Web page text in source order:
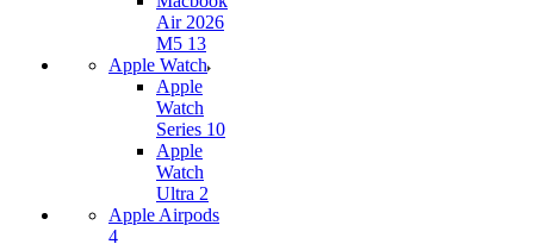
Air 2026
M5 13
Apple Watch
Apple
Watch
Series 10
Apple
Watch
Ultra 2
Apple Airpods
4